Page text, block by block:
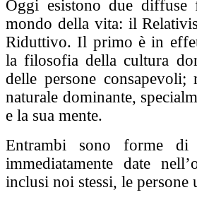
Oggi esistono due
mondo della vita: il
Riduttivo. Il primo è in
la filosofia della cultura
delle persone
naturale dominante,
e la sua mente.
Entrambi sono forme di
immediatamente date
inclusi noi stessi, le persone